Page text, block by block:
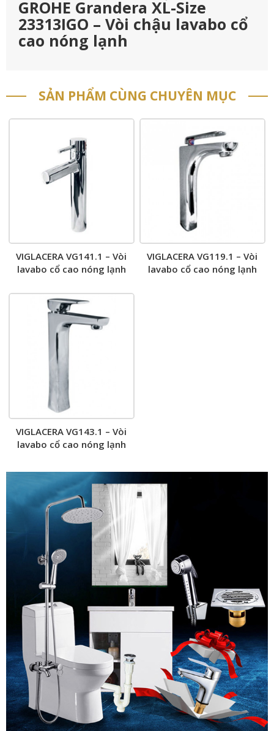
GROHE Grandera XL-Size
23313IGO – Vòi chậu lavabo cổ
cao nóng lạnh
SẢN PHẨM CÙNG CHUYÊN MỤC
VIGLACERA VG141.1 – Vòi
lavabo cổ cao nóng lạnh
VIGLACERA VG119.1 – Vòi
lavabo cổ cao nóng lạnh
VIGLACERA VG143.1 – Vòi
lavabo cổ cao nóng lạnh